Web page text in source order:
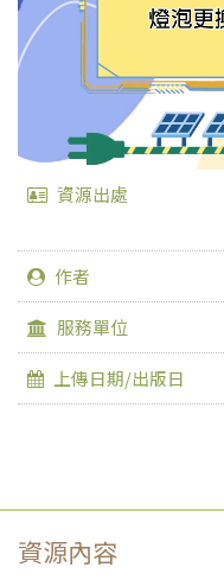
資源出處
作者
服務單位
上傳日期/出版日
資源內容